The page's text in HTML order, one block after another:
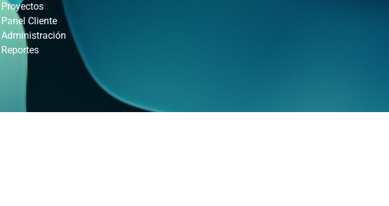
Proyectos
Panel Cliente
Administración
Reportes